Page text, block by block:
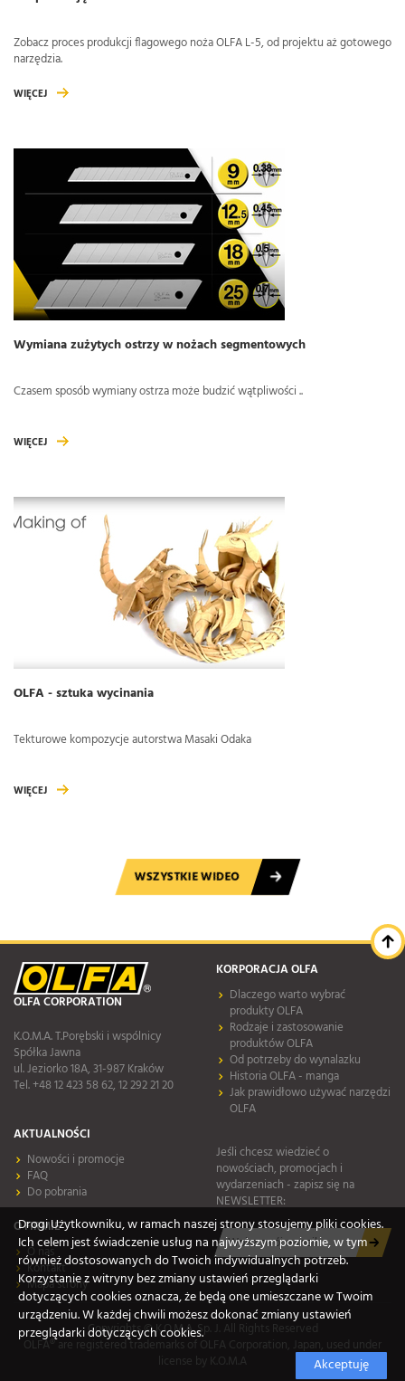
Zobacz proces produkcji flagowego noża OLFA L-5, od projektu aż gotowego
narzędzia.
WIĘCEJ
Wymiana zużytych ostrzy w nożach segmentowych
Czasem sposób wymiany ostrza może budzić wątpliwości ..
WIĘCEJ
OLFA - sztuka wycinania
Tekturowe kompozycje autorstwa Masaki Odaka
WIĘCEJ
WSZYSTKIE WIDEO
OLFA CORPORATION
K.O.M.A. T.Porębski i wspólnicy
Spółka Jawna
ul. Jeziorko 18A, 31-987 Kraków
Tel. +48 12 423 58 62, 12 292 21 20
KORPORACJA OLFA
Dlaczego warto wybrać
produkty OLFA
Rodzaje i zastosowanie
produktów OLFA
Od potrzeby do wynalazku
Historia OLFA - manga
Jak prawidłowo używać narzędzi
OLFA
AKTUALNOŚCI
Nowości i promocje
FAQ
Do pobrania
O FIRMIE
O nas
Kontakt
Mapa strony
Jeśli chcesz wiedzieć o
nowościach, promocjach i
wydarzeniach - zapisz się na
NEWSLETTER:
Copyrights © K.O.M.A. Sp. J. All Rights Reserved
OLFA® are registered trademarks of OLFA Corporation, Japan, used under
license by K.O.M.A
Drogi Użytkowniku, w ramach naszej strony stosujemy pliki cookies.
Ich celem jest świadczenie usług na najwyższym poziomie, w tym
również dostosowanych do Twoich indywidualnych potrzeb.
Korzystanie z witryny bez zmiany ustawień przeglądarki
dotyczących cookies oznacza, że będą one umieszczane w Twoim
urządzeniu. W każdej chwili możesz dokonać zmiany ustawień
przeglądarki dotyczących cookies.
Akceptuję